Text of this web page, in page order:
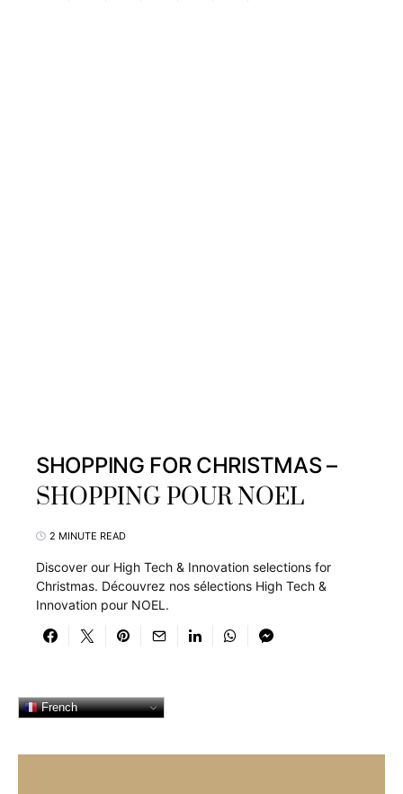
SHOPPING FOR CHRISTMAS –
SHOPPING POUR NOEL
2 MINUTE READ
Discover our High Tech & Innovation selections for
Christmas. Découvrez nos sélections High Tech &
Innovation pour NOEL.
French